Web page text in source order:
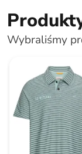
Wybraliśmy